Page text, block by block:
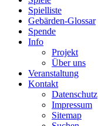
Spielliste
Gebärden-Glossar
Spende
Info
Projekt
Über uns
Veranstaltung
Kontakt
Datenschutz
Impressum
Sitemap